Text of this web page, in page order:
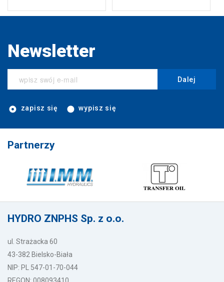
Newsletter
Dalej
zapisz się wypisz się
Partnerzy
HYDRO ZNPHS Sp. z o.o.
ul. Strażacka 60
43-382 Bielsko-Biała
NIP: PL 547-01-70-044